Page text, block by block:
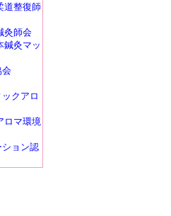
道整復師
灸師会
鍼灸マッ
会
クアロ
ロマ環境
ション認